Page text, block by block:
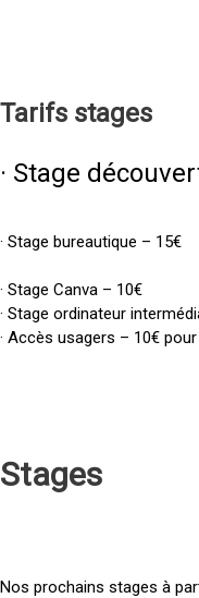
Tarifs stages
· Stage
· Stage bureautique – 15€
· Stage Canva – 10€
· Stage ordinateur
· Accès usagers – 10€
Stages
Nos prochains stages à